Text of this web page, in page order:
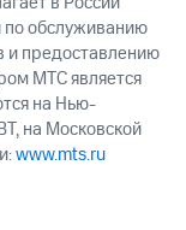
по обслуживанию
и предоставлению
МТС является
на Нью-
на Московской
www.mts.ru